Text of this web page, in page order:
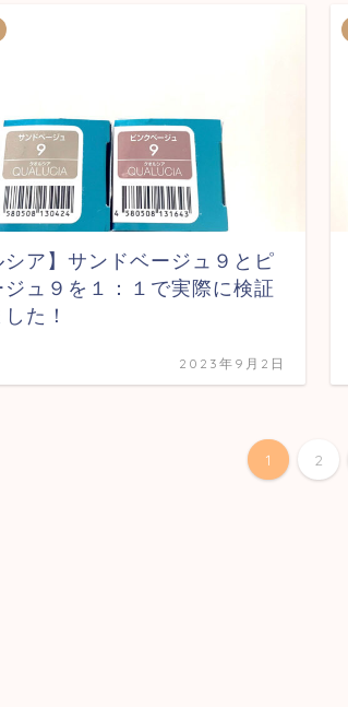
シア】サンドベージュ９とピ
ジュ９を１：１で実際に検証
た！
2023年9月2日
1 2